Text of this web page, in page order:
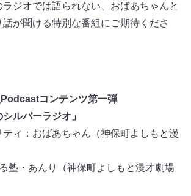
ジオでは語られない、おばあちゃんと
が聞ける特別な番組にご期待くださ
コンテンツ第一弾
ルバーラジオ」
ティ：おばあちゃん（神保町よしもと漫
塾・あんり（神保町よしもと漫才劇場